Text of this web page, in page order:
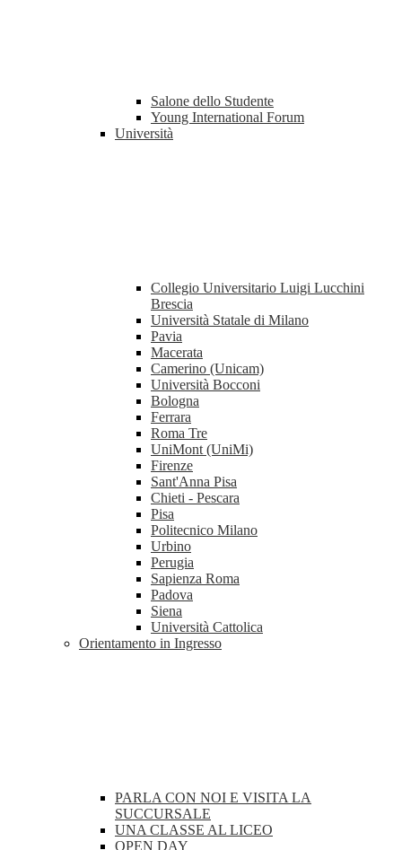
Salone dello Studente
Young International Forum
Università
Collegio Universitario Luigi Lucchini
Brescia
Università Statale di Milano
Pavia
Macerata
Camerino (Unicam)
Università Bocconi
Bologna
Ferrara
Roma Tre
UniMont (UniMi)
Firenze
Sant'Anna Pisa
Chieti - Pescara
Pisa
Politecnico Milano
Urbino
Perugia
Sapienza Roma
Padova
Siena
Università Cattolica
Orientamento in Ingresso
PARLA CON NOI E VISITA LA
SUCCURSALE
UNA CLASSE AL LICEO
OPEN DAY